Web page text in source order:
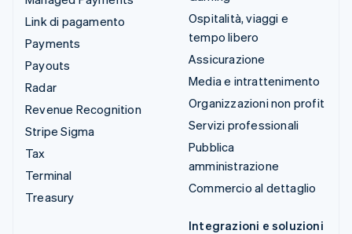
Link di pagamento
Payments
Payouts
Radar
Revenue Recognition
Stripe Sigma
Tax
Terminal
Treasury
Ospitalità, viaggi e
tempo libero
Assicurazione
Media e intrattenimento
Organizzazioni non profit
Servizi professionali
Pubblica
amministrazione
Commercio al dettaglio
Integrazioni e soluzioni